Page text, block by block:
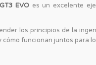
EVOes un excelente
los principios de la
funcionan juntos para